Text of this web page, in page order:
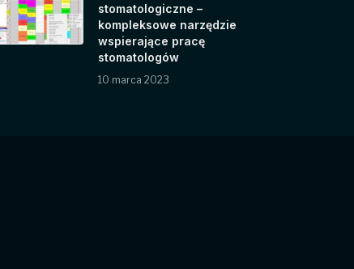
stomatologiczne –
kompleksowe narzędzie
wspierające pracę
stomatologów
10 marca 2023